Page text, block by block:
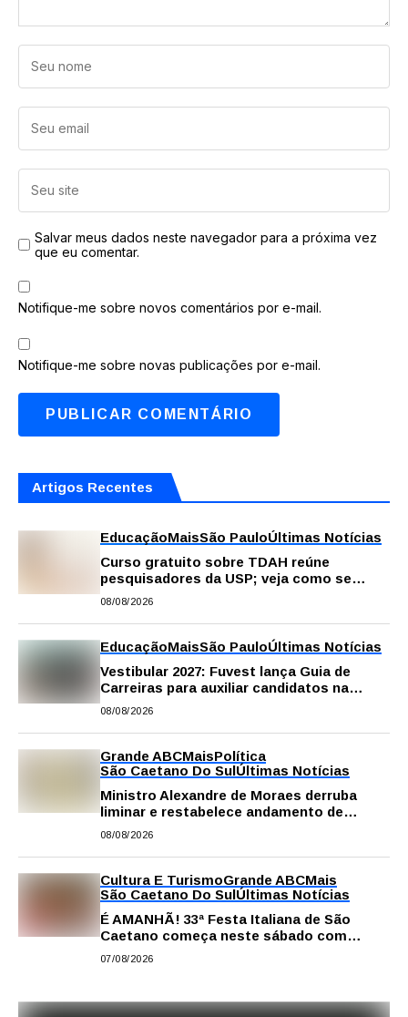
Salvar meus dados neste navegador para a próxima vez
que eu comentar.
Notifique-me sobre novos comentários por e-mail.
Notifique-me sobre novas publicações por e-mail.
Artigos Recentes
EducaçãoMaisSão PauloÚltimas Notícias
Curso gratuito sobre TDAH reúne
pesquisadores da USP; veja como se
inscrever
08/08/2026
EducaçãoMaisSão PauloÚltimas Notícias
Vestibular 2027: Fuvest lança Guia de
Carreiras para auxiliar candidatos na
escolha da profissão
08/08/2026
Grande ABCMaisPolítica
São Caetano Do SulÚltimas Notícias
Ministro Alexandre de Moraes derruba
liminar e restabelece andamento de
comissão processante contra vereador
08/08/2026
Cultura E TurismoGrande ABCMais
São Caetano Do SulÚltimas Notícias
É AMANHÃ! 33ª Festa Italiana de São
Caetano começa neste sábado com
gastronomia, música e solidariedade
07/08/2026